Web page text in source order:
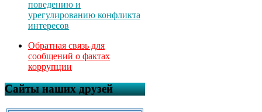
поведению и
урегулированию конфликта
интересов
Обратная связь для
сообщений о фактах
коррупции
Сайты наших друзей